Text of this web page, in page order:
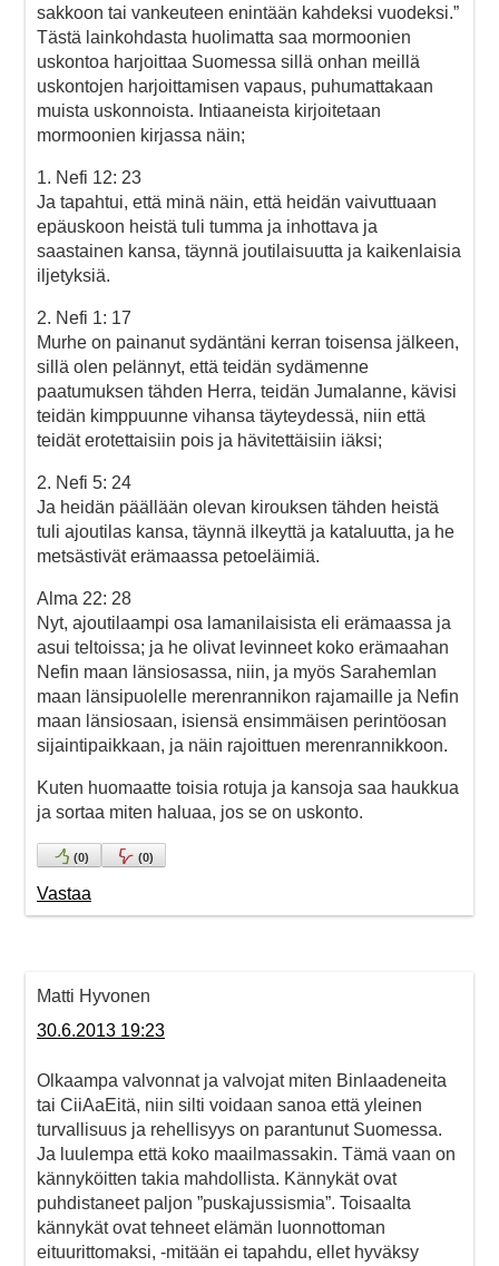
sakkoon tai vankeuteen enintään kahdeksi vuodeksi.”
Tästä lainkohdasta huolimatta saa mormoonien
uskontoa harjoittaa Suomessa sillä onhan meillä
uskontojen harjoittamisen vapaus, puhumattakaan
muista uskonnoista. Intiaaneista kirjoitetaan
mormoonien kirjassa näin;
1. Nefi 12: 23
Ja tapahtui, että minä näin, että heidän vaivuttuaan
epäuskoon heistä tuli tumma ja inhottava ja
saastainen kansa, täynnä joutilaisuutta ja kaikenlaisia
iljetyksiä.
2. Nefi 1: 17
Murhe on painanut sydäntäni kerran toisensa jälkeen,
sillä olen pelännyt, että teidän sydämenne
paatumuksen tähden Herra, teidän Jumalanne, kävisi
teidän kimppuunne vihansa täyteydessä, niin että
teidät erotettaisiin pois ja hävitettäisiin iäksi;
2. Nefi 5: 24
Ja heidän päällään olevan kirouksen tähden heistä
tuli ajoutilas kansa, täynnä ilkeyttä ja kataluutta, ja he
metsästivät erämaassa petoeläimiä.
Alma 22: 28
Nyt, ajoutilaampi osa lamanilaisista eli erämaassa ja
asui teltoissa; ja he olivat levinneet koko erämaahan
Nefin maan länsiosassa, niin, ja myös Sarahemlan
maan länsipuolelle merenrannikon rajamaille ja Nefin
maan länsiosaan, isiensä ensimmäisen perintöosan
sijaintipaikkaan, ja näin rajoittuen merenrannikkoon.
Kuten huomaatte toisia rotuja ja kansoja saa haukkua
ja sortaa miten haluaa, jos se on uskonto.
(0) (0)
Vastaa
Matti Hyvonen
30.6.2013 19:23
Olkaampa valvonnat ja valvojat miten Binlaadeneita
tai CiiAaEitä, niin silti voidaan sanoa että yleinen
turvallisuus ja rehellisyys on parantunut Suomessa.
Ja luulempa että koko maailmassakin. Tämä vaan on
kännyköitten takia mahdollista. Kännykät ovat
puhdistaneet paljon ”puskajussismia”. Toisaalta
kännykät ovat tehneet elämän luonnottoman
eituurittomaksi, -mitään ei tapahdu, ellet hyväksy